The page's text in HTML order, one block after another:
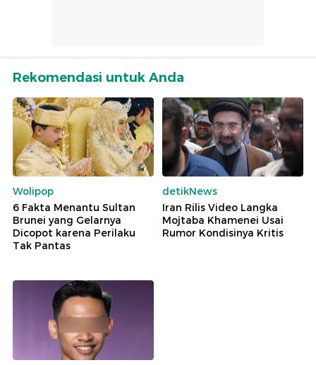
Rekomendasi untuk Anda
Wolipop
6 Fakta Menantu Sultan
Brunei yang Gelarnya
Dicopot karena Perilaku
Tak Pantas
detikNews
Iran Rilis Video Langka
Mojtaba Khamenei Usai
Rumor Kondisinya Kritis